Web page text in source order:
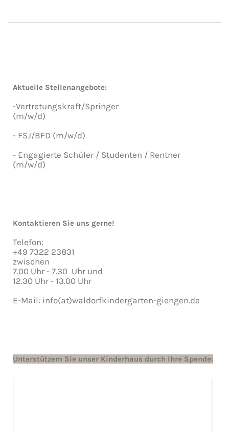
Aktuelle Stellenangebote:
-Vertretungskraft/Springer
(m/w/d)
- FSJ/BFD (m/w/d)
- Engagierte Schüler / Studenten / Rentner
(m/w/d)
Kontaktieren Sie uns gerne!
Telefon:
+49 7322 23831
zwischen
7.00 Uhr - 7.30 Uhr und
12.30 Uhr - 13.00 Uhr
E-Mail: info(at)waldorfkindergarten-giengen.de
Unterstützem Sie unser Kinderhaus durch Ihre Spende: